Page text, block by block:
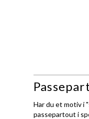
Har du et motiv i
passepartout i